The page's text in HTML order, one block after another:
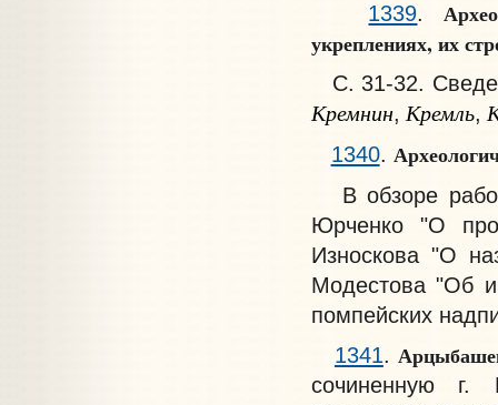
1339.
укреплениях, их
С. 31-32.
Кремнин, Кремль,
1340.
В обзоре
Юрченко "О
Износкова "О
Модестова "Об
помпейских
1341.
сочиненную г.